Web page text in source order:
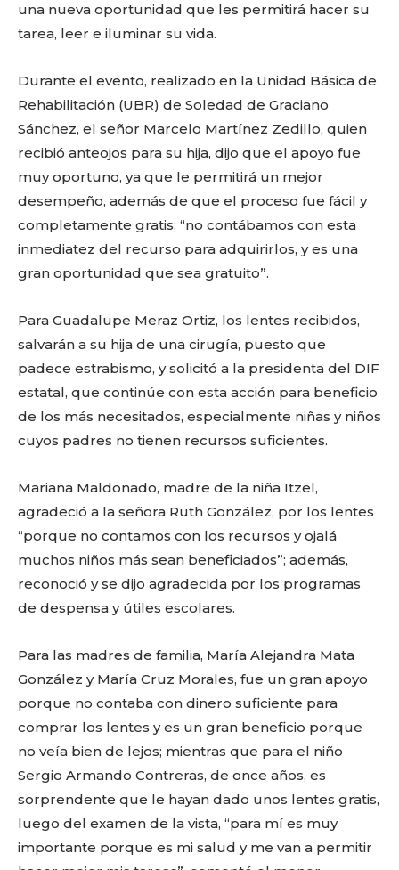
Facebook
Twitter
EmailWhatsApp
Copy
Link
Gmail
Telegram
Don't miss
una nueva oportunidad que les permitirá hacer su
tarea, leer e iluminar su vida.
Durante el evento, realizado en la Unidad Básica de
Rehabilitación (UBR) de Soledad de Graciano
Sánchez, el señor Marcelo Martínez Zedillo, quien
recibió anteojos para su hija, dijo que el apoyo fue
muy oportuno, ya que le permitirá un mejor
desempeño, además de que el proceso fue fácil y
completamente gratis; “no contábamos con esta
inmediatez del recurso para adquirirlos, y es una
gran oportunidad que sea gratuito”.
Para Guadalupe Meraz Ortiz, los lentes recibidos,
salvarán a su hija de una cirugía, puesto que
padece estrabismo, y solicitó a la presidenta del DIF
estatal, que continúe con esta acción para beneficio
de los más necesitados, especialmente niñas y niños
cuyos padres no tienen recursos suficientes.
Mariana Maldonado, madre de la niña Itzel,
agradeció a la señora Ruth González, por los lentes
“porque no contamos con los recursos y ojalá
muchos niños más sean beneficiados”; además,
reconoció y se dijo agradecida por los programas
de despensa y útiles escolares.
Para las madres de familia, María Alejandra Mata
González y María Cruz Morales, fue un gran apoyo
porque no contaba con dinero suficiente para
comprar los lentes y es un gran beneficio porque
no veía bien de lejos; mientras que para el niño
Sergio Armando Contreras, de once años, es
sorprendente que le hayan dado unos lentes gratis,
luego del examen de la vista, “para mí es muy
importante porque es mi salud y me van a permitir